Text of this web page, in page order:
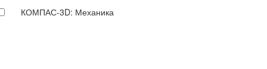
КОМПАС-3D: Механика